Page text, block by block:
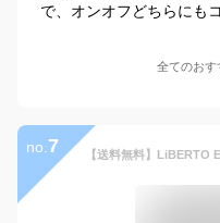
で、オンオフどちらにも
全てのおす
no. 7